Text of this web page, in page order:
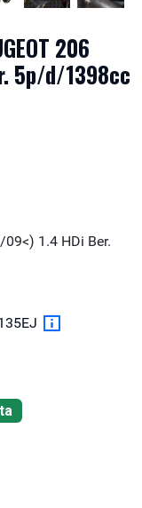
206
5p/d/1398cc
1.4 HDi Ber.